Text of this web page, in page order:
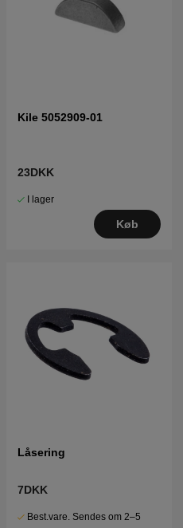
Kile 5052909-01
23DKK
I lager
Køb
Låsering
7DKK
Best.vare. Sendes om 2–5